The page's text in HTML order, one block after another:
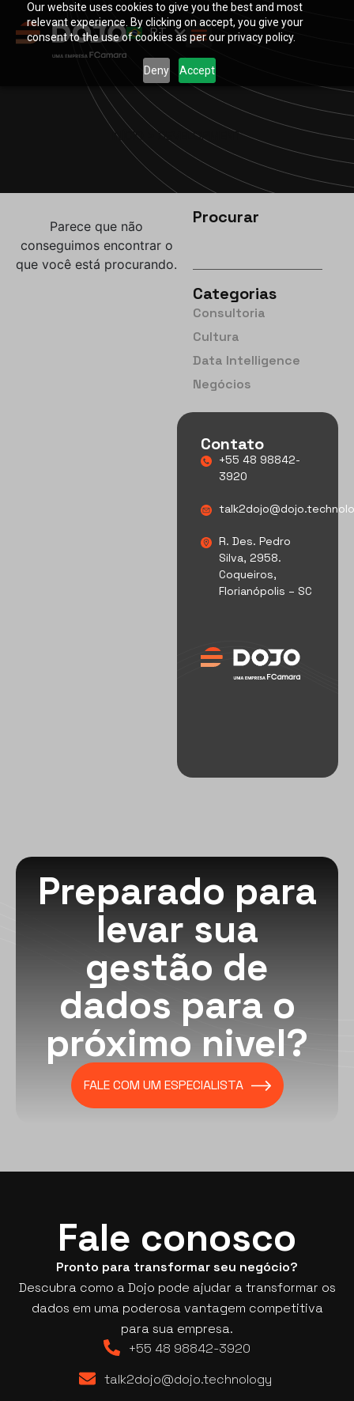
Our website uses cookies to give you the best and most
relevant experience. By clicking on accept, you give your
consent to the use of cookies as per our privacy policy.
Deny Accept
PT
EN
ES
INÍCIO >DEVELOPMENT
Parece que não
conseguimos encontrar o
que você está procurando.
Procurar
Categorias
Consultoria
Cultura
Data Intelligence
Negócios
Contato
+55 48 98842-
3920
R. Des. Pedro
Silva, 2958.
Coqueiros,
Florianópolis – SC
Preparado para
levar sua
gestão de
dados para o
próximo nivel?
FALE COM UM ESPECIALISTA
Fale conosco
Pronto para transformar seu negócio?
Descubra como a Dojo pode ajudar a transformar os
dados em uma poderosa vantagem competitiva
para sua empresa.
+55 48 98842-3920
talk2dojo@dojo.technology